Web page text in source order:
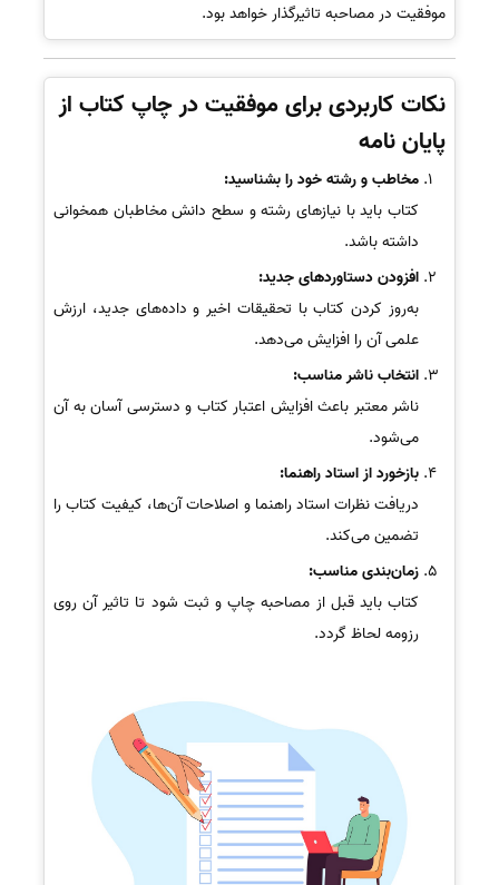
موفقیت در مصاحبه تاثیرگذار خواهد بود.
نکات کاربردی برای موفقیت در چاپ کتاب از
پایان نامه
مخاطب و رشته خود را بشناسید:
کتاب باید با نیازهای رشته و سطح دانش مخاطبان همخوانی
داشته باشد.
افزودن دستاوردهای جدید:
به‌روز کردن کتاب با تحقیقات اخیر و داده‌های جدید، ارزش
علمی آن را افزایش می‌دهد.
انتخاب ناشر مناسب:
ناشر معتبر باعث افزایش اعتبار کتاب و دسترسی آسان به آن
می‌شود.
بازخورد از استاد راهنما:
دریافت نظرات استاد راهنما و اصلاحات آن‌ها، کیفیت کتاب را
تضمین می‌کند.
زمان‌بندی مناسب:
کتاب باید قبل از مصاحبه چاپ و ثبت شود تا تاثیر آن روی
رزومه لحاظ گردد.